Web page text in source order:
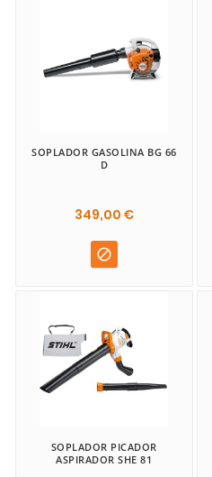
SOPLADOR GASOLINA BG 66
D
349,00 €

SOPLADOR PICADOR
ASPIRADOR SHE 81